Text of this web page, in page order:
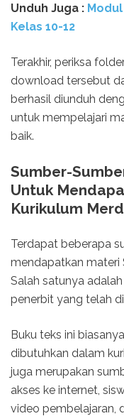
Unduh Juga : Modul
Kelas 10-12
Terakhir, periksa
download tersebut
berhasil diunduh
untuk mempelajari
baik.
Sumber-
Untuk
Kurikulum
Terdapat beberapa
mendapatkan materi
Salah satunya
penerbit yang telah
Buku teks ini
dibutuhkan dalam
juga merupakan
akses ke internet,
video pembelajaran,